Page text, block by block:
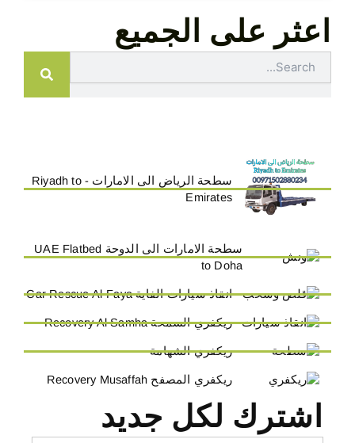
اعثر على الجميع
سطحة الرياض الى الامارات - Riyadh to
Emirates
سطحة الامارات الى الدوحة UAE Flatbed
to Doha
انقاذ سيارات الفاية Car Rescue Al-Faya
ريكفري السمحة Recovery Al Samha
ريكفري الشهامة
ريكفري المصفح Recovery Musaffah
اشترك لكل جديد